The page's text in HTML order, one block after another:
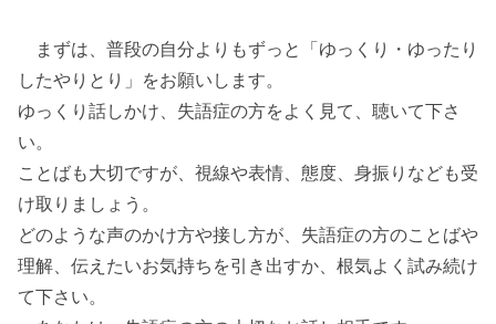
まずは、普段の自分よりもずっと「ゆっくり・ゆったり
したやりとり」をお願いします。
ゆっくり話しかけ、失語症の方をよく見て、聴いて下さ
い。
ことばも大切ですが、視線や表情、態度、身振りなども受
け取りましょう。
どのような声のかけ方や接し方が、失語症の方のことばや
理解、伝えたいお気持ちを引き出すか、根気よく試み続け
て下さい。